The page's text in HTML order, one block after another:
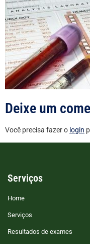
Deixe um
Você precisa fazer o login
Serviços
Home
Serviços
Resultados de exames